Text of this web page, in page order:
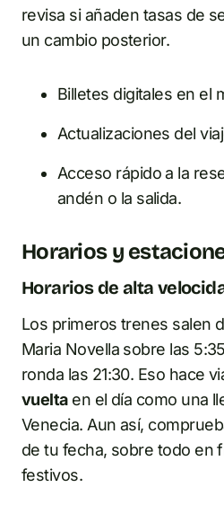
revisa si añaden tasas de
un cambio posterior.
Billetes digitales en el
Actualizaciones del
Acceso rápido a la
andén o la salida.
Horarios y
Horarios de alta
Los primeros trenes salen
Maria Novella sobre las
ronda las 21:30. Eso hace
vueltaen el día como una
Venecia. Aun así,
de tu fecha, sobre todo en
festivos.